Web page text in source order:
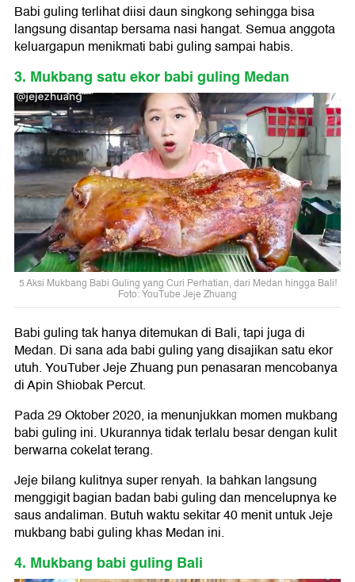
Babi guling terlihat diisi daun singkong sehingga bisa
langsung disantap bersama nasi hangat. Semua anggota
keluargapun menikmati babi guling sampai habis.
3. Mukbang satu ekor babi guling Medan
5 Aksi Mukbang Babi Guling yang Curi Perhatian, dari Medan hingga Bali!
Foto: YouTube Jeje Zhuang
Babi guling tak hanya ditemukan di Bali, tapi juga di
Medan. Di sana ada babi guling yang disajikan satu ekor
utuh. YouTuber Jeje Zhuang pun penasaran mencobanya
di Apin Shiobak Percut.
Pada 29 Oktober 2020, ia menunjukkan momen mukbang
babi guling ini. Ukurannya tidak terlalu besar dengan kulit
berwarna cokelat terang.
Jeje bilang kulitnya super renyah. Ia bahkan langsung
menggigit bagian badan babi guling dan mencelupnya ke
saus andaliman. Butuh waktu sekitar 40 menit untuk Jeje
mukbang babi guling khas Medan ini.
4. Mukbang babi guling Bali